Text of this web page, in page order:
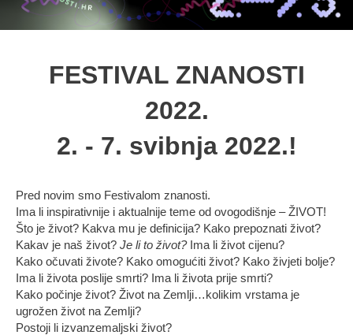
FESTIVAL ZNANOSTI
2022.
2. - 7. svibnja 2022.!
Pred novim smo Festivalom znanosti.
Ima li inspirativnije i aktualnije teme od ovogodišnje – ŽIVOT!
Što je život? Kakva mu je definicija? Kako prepoznati život?
Kakav je naš život?Je li to život?Ima li život cijenu?
Kako očuvati živote? Kako omogućiti život? Kako živjeti bolje?
Ima li života poslije smrti? Ima li života prije smrti?
Kako počinje život? Život na Zemlji…kolikim vrstama je
ugrožen život na Zemlji?
Postoji li izvanzemaljski život?